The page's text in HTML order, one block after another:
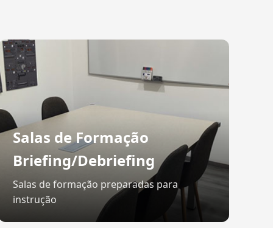
Salas de Formação
Briefing/Debriefing
Salas de formação preparadas para
instrução